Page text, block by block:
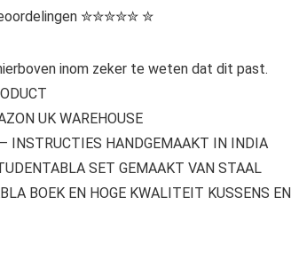
✮✮✮✮✮ ✮
inom zeker te weten dat dit past.
UK WAREHOUSE
HANDGEMAAKT IN INDIA
SET GEMAAKT VAN STAAL
BOEK EN HOGE KWALITEIT KUSSENS